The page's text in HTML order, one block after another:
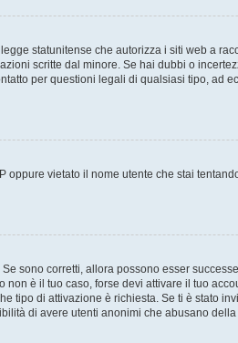
statunitense che autorizza i siti web a
scritte dal minore. Se hai dubbi o
per questioni legali di qualsiasi tipo, ad
oppure vietato il nome utente che stai
sono corretti, allora possono esser
è il tuo caso, forse devi attivare il tuo
tipo di attivazione è richiesta. Se ti è stato
di avere utenti anonimi che abusano